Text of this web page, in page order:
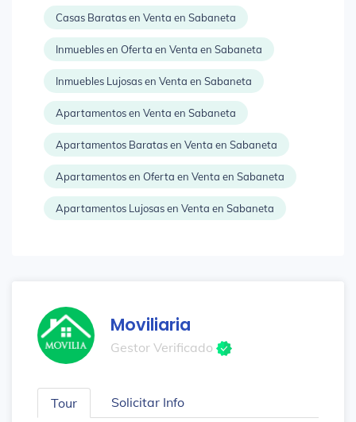
Casas Baratas en Venta en Sabaneta
Inmuebles en Oferta en Venta en Sabaneta
Inmuebles Lujosas en Venta en Sabaneta
Apartamentos en Venta en Sabaneta
Apartamentos Baratas en Venta en Sabaneta
Apartamentos en Oferta en Venta en Sabaneta
Apartamentos Lujosas en Venta en Sabaneta
Moviliaria
Gestor Verificado
Tour Solicitar Info